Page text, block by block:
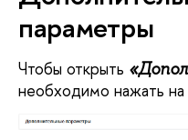
параметры
Чтобы открыть
необходимо нажать на